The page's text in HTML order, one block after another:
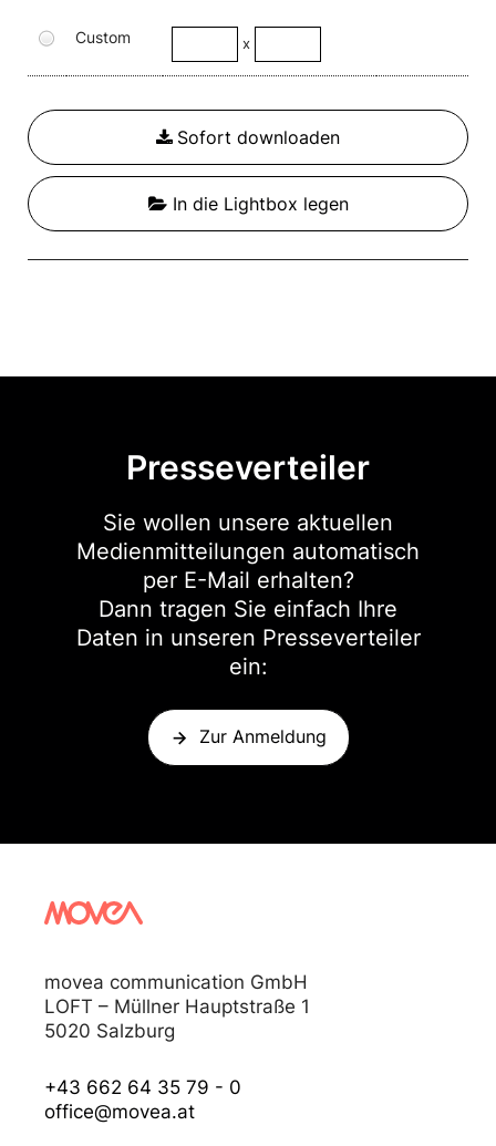
Custom x
Sofort downloaden
In die Lightbox legen
Presseverteiler
Sie wollen unsere aktuellen
Medienmitteilungen automatisch
per E-Mail erhalten?
Dann tragen Sie einfach Ihre
Daten in unseren Presseverteiler
ein:
Zur Anmeldung
movea communication GmbH
LOFT – Müllner Hauptstraße 1
5020 Salzburg
+43 662 64 35 79 - 0
office@movea.at